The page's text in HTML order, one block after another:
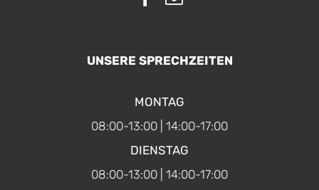
UNSERE SPRECHZEITEN
MONTAG
08:00-13:00 | 14:00-17:00
DIENSTAG
08:00-13:00 | 14:00-17:00